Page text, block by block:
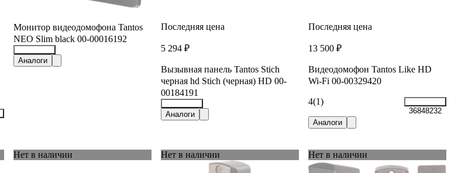
Монитор видеодомофона Tantos
NEO Slim black 00-00016192
15537167
Аналоги
Последняя цена
5 294 ₽
Вызывная панель Tantos Stich
черная hd Stich (черная) HD 00-
00184191
26218355
Аналоги
Последняя цена
13 500 ₽
Видеодомофон Tantos Like HD
Wi-Fi 00-00329420
4(1)
36848232
Аналоги
Нет в наличии Нет в наличии Нет в наличии